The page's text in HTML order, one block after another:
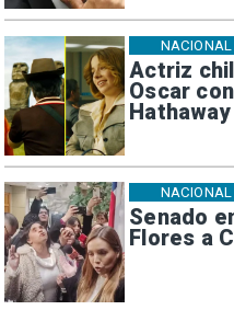
Actriz
Oscar
Hathaway
NACIONAL
Senado
Flores a
NACIONAL